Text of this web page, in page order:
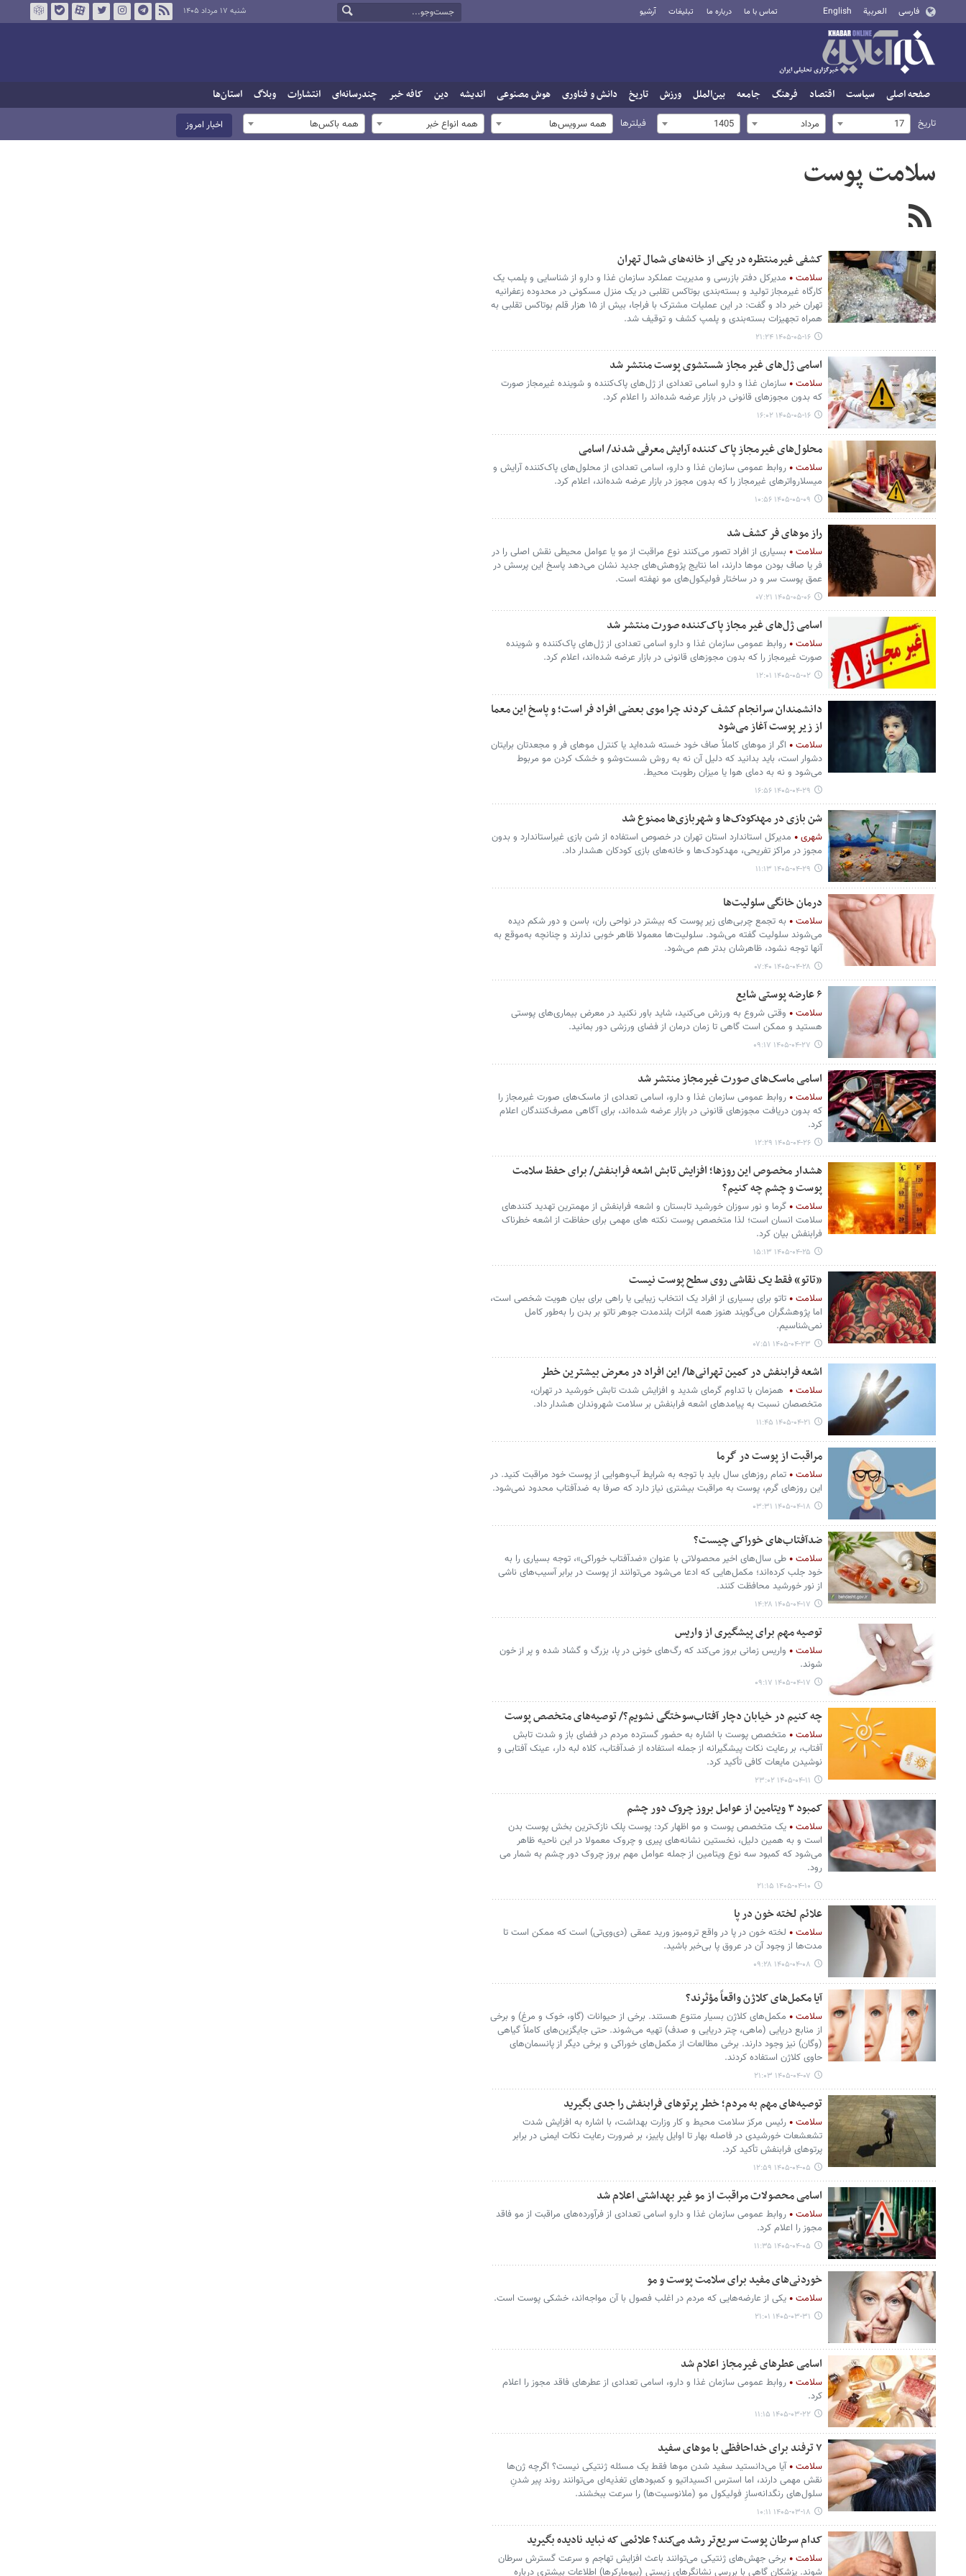
فارسی العربية English تماس با ما درباره ما تبلیغات آرشیو شنبه ۱۷ مرداد ۱۴۰۵
صفحه اصلی سیاست اقتصاد فرهنگ جامعه بین‌الملل ورزش تاریخ دانش و فناوری هوش مصنوعی اندیشه دین کافه خبر چندرسانه‌ای انتشارات وبلاگ استان‌ها
تاریخ 17 مرداد 1405 فیلترها همه سرویس‌ها همه انواع خبر همه باکس‌ها اخبار امروز
سلامت پوست
کشفی غیرمنتظره در یکی از خانه‌های شمال تهران
سلامت
مدیرکل دفتر بازرسی و مدیریت عملکرد سازمان غذا و دارو از شناسایی و پلمب یک
کارگاه غیرمجاز تولید و بسته‌بندی بوتاکس تقلبی در یک منزل مسکونی در محدوده زعفرانیه
تهران خبر داد و گفت: در این عملیات مشترک با فراجا، بیش از ۱۵ هزار قلم بوتاکس تقلبی به
همراه تجهیزات بسته‌بندی و پلمپ کشف و توقیف شد.
۱۴۰۵-۰۵-۱۶ ۲۱:۲۴
اسامی ژل‌های غیر مجاز شستشوی پوست منتشر شد
سلامت
سازمان غذا و دارو اسامی تعدادی از ژل‌های پاک‌کننده و شوینده غیرمجاز صورت
که بدون مجوزهای قانونی در بازار عرضه شده‌اند را اعلام کرد.
۱۴۰۵-۰۵-۱۶ ۱۶:۰۲
محلول‌های غیرمجاز پاک کننده آرایش معرفی شدند/ اسامی
سلامت
روابط عمومی سازمان غذا و دارو، اسامی تعدادی از محلول‌های پاک‌کننده آرایش و
میسلارواترهای غیرمجاز را که بدون مجوز در بازار عرضه شده‌اند، اعلام کرد.
۱۴۰۵-۰۵-۰۹ ۱۰:۵۶
راز موهای فر کشف شد
سلامت
بسیاری از افراد تصور می‌کنند نوع مراقبت از مو یا عوامل محیطی نقش اصلی را در
فر یا صاف بودن موها دارند، اما نتایج پژوهش‌های جدید نشان می‌دهد پاسخ این پرسش در
عمق پوست سر و در ساختار فولیکول‌های مو نهفته است.
۱۴۰۵-۰۵-۰۶ ۰۷:۲۱
اسامی ژل‌های غیر مجاز پاک‌کننده صورت منتشر شد
سلامت
روابط عمومی سازمان غذا و دارو اسامی تعدادی از ژل‌های پاک‌کننده و شوینده
صورت غیرمجاز را که بدون مجوزهای قانونی در بازار عرضه شده‌اند، اعلام کرد.
۱۴۰۵-۰۵-۰۲ ۱۲:۰۱
دانشمندان سرانجام کشف کردند چرا موی بعضی افراد فر است؛ و پاسخ این معما
از زیر پوست آغاز می‌شود
سلامت
اگر از موهای کاملاً صاف خود خسته شده‌اید یا کنترل موهای فر و مجعدتان برایتان
دشوار است، باید بدانید که دلیل آن نه به روش شست‌وشو و خشک کردن مو مربوط
می‌شود و نه به دمای هوا یا میزان رطوبت محیط.
۱۴۰۵-۰۴-۲۹ ۱۶:۵۶
شن بازی در مهدکودک‌ها و شهربازی‌ها ممنوع شد
شهری
مدیرکل استاندارد استان تهران در خصوص استفاده از شن بازی غیراستاندارد و بدون
مجوز در مراکز تفریحی، مهدکودک‌ها و خانه‌های بازی کودکان هشدار داد.
۱۴۰۵-۰۴-۲۹ ۱۱:۱۳
درمان خانگی سلولیت‌ها
سلامت
به تجمع چربی‌های زیر پوست که بیشتر در نواحی ران، باسن و دور شکم دیده
می‌شوند سلولیت گفته می‌شود. سلولیت‌ها معمولا ظاهر خوبی ندارند و چنانچه به‌موقع به
آنها توجه نشود، ظاهرشان بدتر هم می‌شود.
۱۴۰۵-۰۴-۲۸ ۰۷:۴۰
۶ عارضه پوستی شایع
سلامت
وقتی شروع به ورزش می‌کنید، شاید باور نکنید در معرض بیماری‌های پوستی
هستید و ممکن است گاهی تا زمان درمان از فضای ورزشی دور بمانید.
۱۴۰۵-۰۴-۲۷ ۰۹:۱۷
اسامی ماسک‌های صورت غیرمجاز منتشر شد
سلامت
روابط عمومی سازمان غذا و دارو، اسامی تعدادی از ماسک‌های صورت غیرمجاز را
که بدون دریافت مجوزهای قانونی در بازار عرضه شده‌اند، برای آگاهی مصرف‌کنندگان اعلام
کرد.
۱۴۰۵-۰۴-۲۶ ۱۲:۲۹
هشدار مخصوص این روزها؛ افزایش تابش اشعه فرابنفش/ برای حفظ سلامت
پوست و چشم چه کنیم؟
سلامت
گرما و نور سوزان خورشید تابستان و اشعه فرابنفش از مهمترین تهدید کنندهای
سلامت انسان است؛ لذا متخصص پوست نکته های مهمی برای حفاظت از اشعه خطرناک
فرابنفش بیان کرد.
۱۴۰۵-۰۴-۲۵ ۱۵:۱۳
«تاتو» فقط یک نقاشی روی سطح پوست نیست
سلامت
تاتو برای بسیاری از افراد یک انتخاب زیبایی یا راهی برای بیان هویت شخصی است،
اما پژوهشگران می‌گویند هنوز همه اثرات بلندمدت جوهر تاتو بر بدن را به‌طور کامل
نمی‌شناسیم.
۱۴۰۵-۰۴-۲۳ ۰۷:۵۱
اشعه فرابنفش در کمین تهرانی‌ها/ این افراد در معرض بیشترین خطر
سلامت
همزمان با تداوم گرمای شدید و افزایش شدت تابش خورشید در تهران،
متخصصان نسبت به پیامدهای اشعه فرابنفش بر سلامت شهروندان هشدار داد.
۱۴۰۵-۰۴-۲۱ ۱۱:۴۵
مراقبت از پوست در گرما
سلامت
تمام روزهای سال باید با توجه به شرایط آب‌وهوایی از پوست خود مراقبت کنید. در
این روزهای گرم، پوست به مراقبت بیشتری نیاز دارد که صرفا به ضدآفتاب محدود نمی‌شود.
۱۴۰۵-۰۴-۱۸ ۰۳:۳۱
ضدآفتاب‌های خوراکی چیست؟
سلامت
طی سال‌های اخیر محصولاتی با عنوان «ضدآفتاب خوراکی»، توجه بسیاری را به
خود جلب کرده‌اند؛ مکمل‌هایی که ادعا می‌شود می‌توانند از پوست در برابر آسیب‌های ناشی
از نور خورشید محافظت کنند.
۱۴۰۵-۰۴-۱۷ ۱۴:۲۸
توصیه مهم برای پیشگیری از واریس
سلامت
واریس زمانی بروز می‌کند که رگ‌های خونی در پا، بزرگ و گشاد شده و پر از خون
شوند.
۱۴۰۵-۰۴-۱۷ ۰۹:۱۷
چه کنیم در خیابان دچار آفتاب‌سوختگی نشویم؟/ توصیه‌های متخصص پوست
سلامت
متخصص پوست با اشاره به حضور گسترده مردم در فضای باز و شدت تابش
آفتاب، بر رعایت نکات پیشگیرانه از جمله استفاده از ضدآفتاب، کلاه لبه دار، عینک آفتابی و
نوشیدن مایعات کافی تأکید کرد.
۱۴۰۵-۰۴-۱۱ ۲۳:۰۲
کمبود ۳ ویتامین از عوامل بروز چروک دور چشم
سلامت
یک متخصص پوست و مو اظهار کرد: پوست پلک نازک‌ترین بخش پوست بدن
است و به همین دلیل، نخستین نشانه‌های پیری و چروک معمولا در این ناحیه ظاهر
می‌شود که کمبود سه نوع ویتامین از جمله عوامل مهم بروز چروک دور چشم به شمار می
رود.
۱۴۰۵-۰۴-۱۰ ۲۱:۱۵
علائم لخته‌ خون در پا
سلامت
لخته خون در پا در واقع ترومبوز ورید عمقی (دی‌وی‌تی) است که ممکن است تا
مدت‌ها از وجود آن در عروق پا بی‌خبر باشید.
۱۴۰۵-۰۴-۰۸ ۰۹:۲۸
آیا مکمل‌های کلاژن واقعاً مؤثرند؟
سلامت
مکمل‌های کلاژن بسیار متنوع هستند. برخی از حیوانات (گاو، خوک و مرغ) و برخی
از منابع دریایی (ماهی، چتر دریایی و صدف) تهیه می‌شوند. حتی جایگزین‌های کاملاً گیاهی
(وگان) نیز وجود دارند. برخی مطالعات از مکمل‌های خوراکی و برخی دیگر از پانسمان‌های
حاوی کلاژن استفاده کردند.
۱۴۰۵-۰۴-۰۷ ۲۱:۰۳
توصیه‌های مهم به مردم؛ خطر پرتوهای فرابنفش را جدی بگیرید
سلامت
رئیس مرکز سلامت محیط و کار وزارت بهداشت، با اشاره به افزایش شدت
تشعشعات خورشیدی در فاصله بهار تا اوایل پاییز، بر ضرورت رعایت نکات ایمنی در برابر
پرتوهای فرابنفش تأکید کرد.
۱۴۰۵-۰۴-۰۵ ۱۲:۵۹
اسامی محصولات مراقبت از مو غیر بهداشتی اعلام شد
سلامت
روابط عمومی سازمان غذا و دارو اسامی تعدادی از فرآورده‌های مراقبت از مو فاقد
مجوز را اعلام کرد.
۱۴۰۵-۰۴-۰۵ ۱۱:۳۵
خوردنی‌های مفید برای سلامت پوست و مو
سلامت یکی از عارضه‌هایی که مردم در اغلب فصول با آن مواجه‌اند، خشکی پوست است.
۱۴۰۵-۰۳-۳۱ ۲۱:۰۱
اسامی عطرهای غیرمجاز اعلام شد
سلامت
روابط عمومی سازمان غذا و دارو، اسامی تعدادی از عطرهای فاقد مجوز را اعلام
کرد.
۱۴۰۵-۰۳-۲۲ ۱۱:۱۵
۷ ترفند برای خداحافظی با موهای سفید
سلامت
آیا می‌دانستید سفید شدن موها فقط یک مسئله ژنتیکی نیست؟ اگرچه ژن‌ها
نقش مهمی دارند، اما استرس اکسیداتیو و کمبودهای تغذیه‌ای می‌توانند روند پیر شدنِ
سلول‌های رنگدانه‌سازِ فولیکول مو (ملانوسیت‌ها) را سرعت ببخشند.
۱۴۰۵-۰۳-۱۸ ۱۰:۱۱
کدام سرطان پوست سریع‌تر رشد می‌کند؟ علائمی که نباید نادیده بگیرید
سلامت
برخی جهش‌های ژنتیکی می‌توانند باعث افزایش تهاجم و سرعت گسترش سرطان
شوند. پزشکان گاهی با بررسی نشانگرهای زیستی (بیومارکرها) اطلاعات بیشتری درباره